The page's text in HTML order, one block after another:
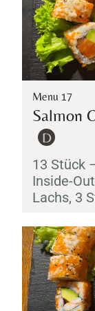
Menu 17
Salmon
D
13 Stück
Inside-
Lachs, 3